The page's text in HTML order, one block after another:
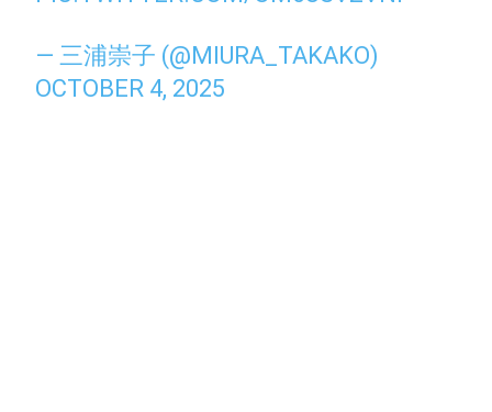
— 三浦崇子 (@MIURA_TAKAKO)
OCTOBER 4, 2025